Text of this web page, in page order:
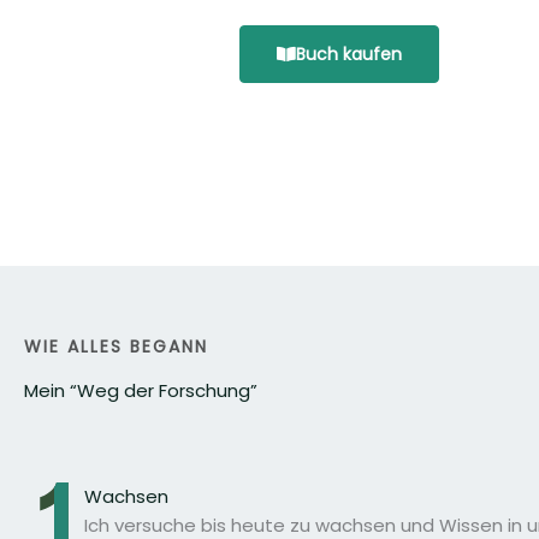
Buch kaufen
WIE ALLES BEGANN
Mein “Weg der Forschung”
Wachsen
Ich versuche bis heute zu wachsen und Wissen in